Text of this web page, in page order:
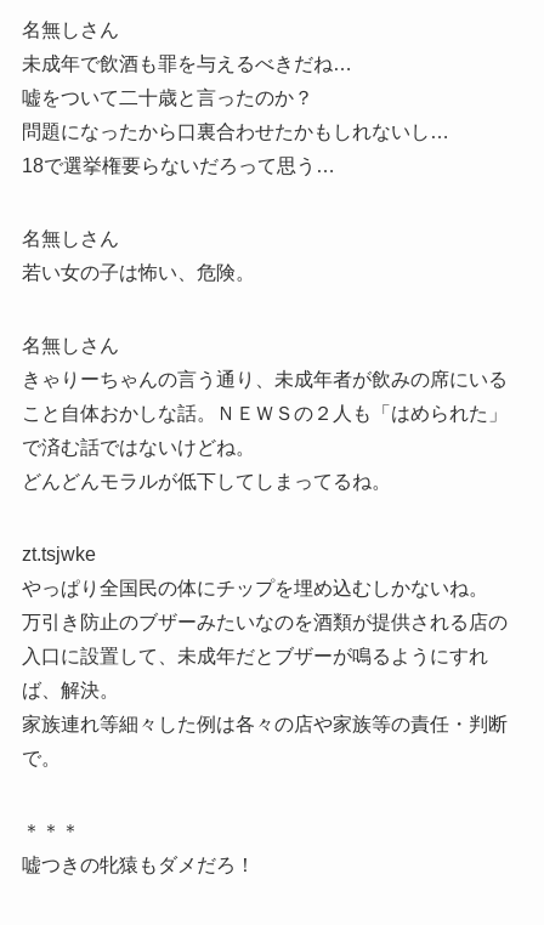
名無しさん
未成年で飲酒も罪を与えるべきだね…
嘘をついて二十歳と言ったのか？
問題になったから口裏合わせたかもしれないし…
18で選挙権要らないだろって思う…
名無しさん
若い女の子は怖い、危険。
名無しさん
きゃりーちゃんの言う通り、未成年者が飲みの席にいる
こと自体おかしな話。ＮＥＷＳの２人も「はめられた」
で済む話ではないけどね。
どんどんモラルが低下してしまってるね。
zt.tsjwke
やっぱり全国民の体にチップを埋め込むしかないね。
万引き防止のブザーみたいなのを酒類が提供される店の
入口に設置して、未成年だとブザーが鳴るようにすれ
ば、解決。
家族連れ等細々した例は各々の店や家族等の責任・判断
で。
＊＊＊
嘘つきの牝猿もダメだろ！